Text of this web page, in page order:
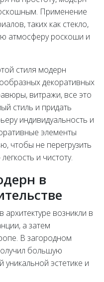
Применение
таких как стекло,
атмосферу роскоши и
стиля модерн
декоративных
витражи, все это
стиль и придать
индивидуальность и
элементы
чтобы не перегрузить
и чистоту.
в
возникли в
а затем
В загородном
большую
уникальной эстетике и